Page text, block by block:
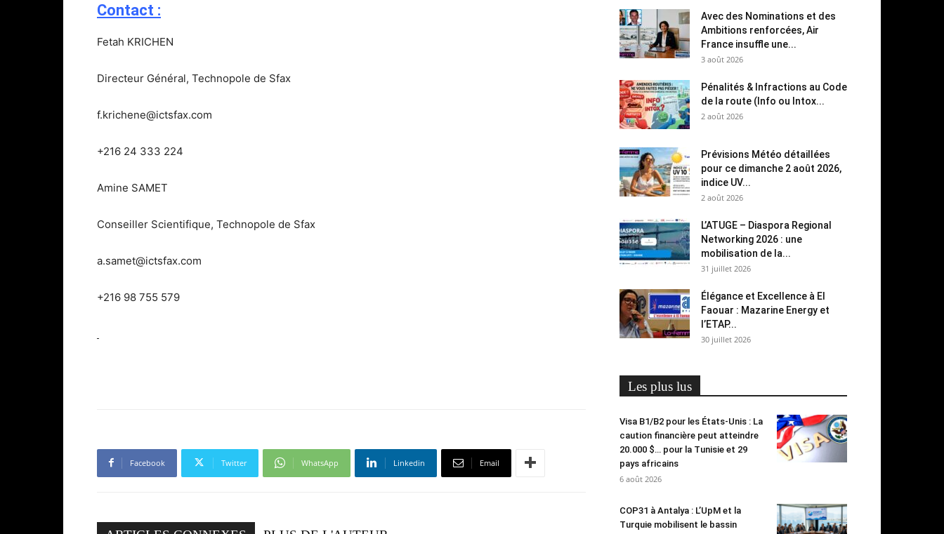
Contact :
Fetah KRICHEN
Directeur Général, Technopole de Sfax
f.krichene@ictsfax.com
+216 24 333 224
Amine SAMET
Conseiller Scientifique, Technopole de Sfax
a.samet@ictsfax.com
+216 98 755 579
Facebook Twitter WhatsApp Linkedin Email
Avec des Nominations et des
Ambitions renforcées, Air
France insuffle une...
3 août 2026
Pénalités & Infractions au Code
de la route (Info ou Intox...
2 août 2026
Prévisions Météo détaillées
pour ce dimanche 2 août 2026,
indice UV...
2 août 2026
L’ATUGE – Diaspora Regional
Networking 2026 : une
mobilisation de la...
31 juillet 2026
Élégance et Excellence à El
Faouar : Mazarine Energy et
l’ETAP...
30 juillet 2026
Les plus lus
Visa B1/B2 pour les États-Unis : La
caution financière peut atteindre
20.000 $… pour la Tunisie et 29
pays africains
6 août 2026
COP31 à Antalya : L’UpM et la
Turquie mobilisent le bassin